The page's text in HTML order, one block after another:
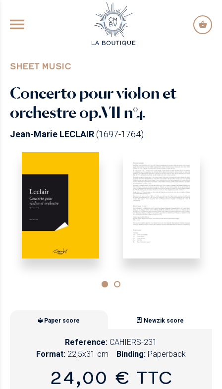
GO TO PRINCIPAL CONTENT
SHEET MUSIC
Concerto pour violon et
orchestre op.VII n°4
Jean-Marie LECLAIR(1697-1764)
Paper score Newzik score
Reference: CAHIERS-231
Format: 22,5x31 cm Binding: Paperback
24,00 € TTC